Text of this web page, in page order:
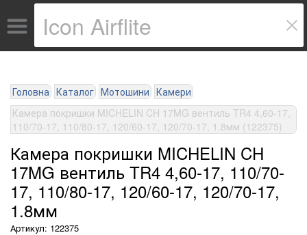
Головна Каталог Мотошини Камери
Камера покришки MICHELIN CH 17MG вентиль TR4 4,60-17,
110/70-17, 110/80-17, 120/60-17, 120/70-17, 1.8мм (122375)
Камера покришки MICHELIN CH
17MG вентиль TR4 4,60-17, 110/70-
17, 110/80-17, 120/60-17, 120/70-17,
1.8мм
Артикул: 122375